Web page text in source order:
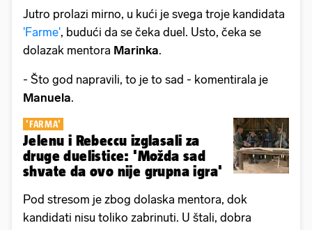
Jutro prolazi mirno, u kući je svega troje kandidata
'Farme', budući da se čeka duel. Usto, čeka se
dolazak mentora Marinka.
- Što god napravili, to je to sad - komentirala je
Manuela.
'FARMA'
Jelenu i Rebeccu izglasali za
druge duelistice: 'Možda sad
shvate da ovo nije grupna igra'
Pod stresom je zbog dolaska mentora, dok
kandidati nisu toliko zabrinuti. U štali, dobra